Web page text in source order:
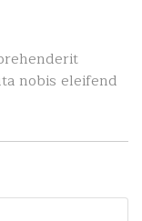
nobis eleifend